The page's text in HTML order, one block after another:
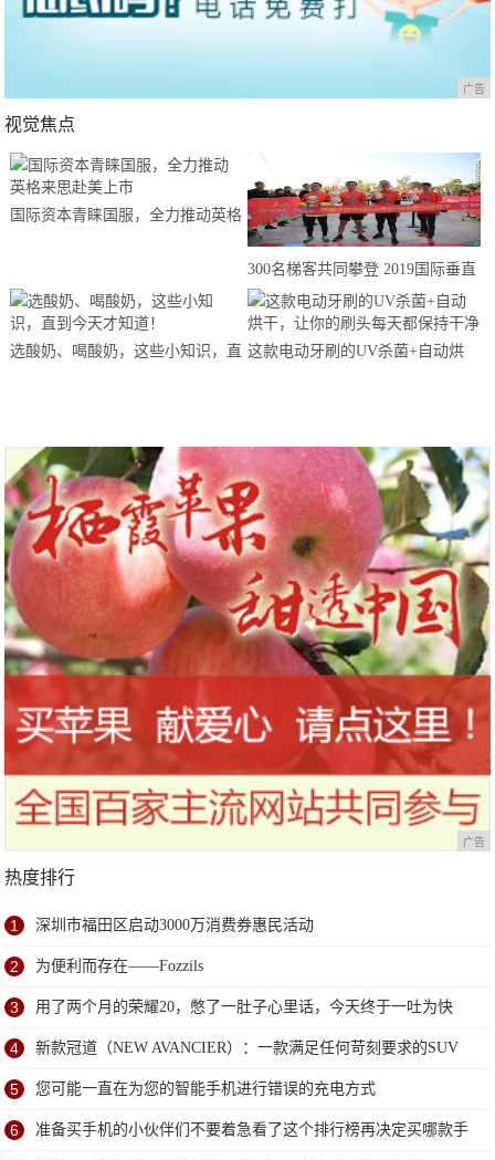
广告
视觉焦点
国际资本青睐国服，全力推动英格
300名梯客共同攀登 2019国际垂直
马拉松超级精英赛顺德海骏达中心
站欢乐开跑
选酸奶、喝酸奶，这些小知识，直 这款电动牙刷的UV杀菌+自动烘
广告
热度排行
1 深圳市福田区启动3000万消费券惠民活动
2 为便利而存在——Fozzils
3 用了两个月的荣耀20，憋了一肚子心里话，今天终于一吐为快
4 新款冠道（NEW AVANCIER）：一款满足任何苛刻要求的SUV
5 您可能一直在为您的智能手机进行错误的充电方式
6 准备买手机的小伙伴们不要着急看了这个排行榜再决定买哪款手